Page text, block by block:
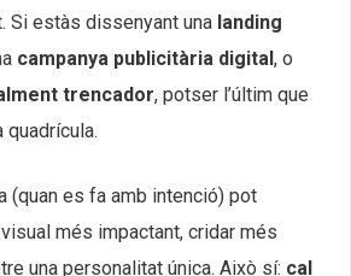
Si estàs dissenyant una landing
campanya publicitària digital , o
trencador, potser l’últim que
(quan es fa amb intenció) pot
més impactant, cridar més
una personalitat única. Això sí: cal